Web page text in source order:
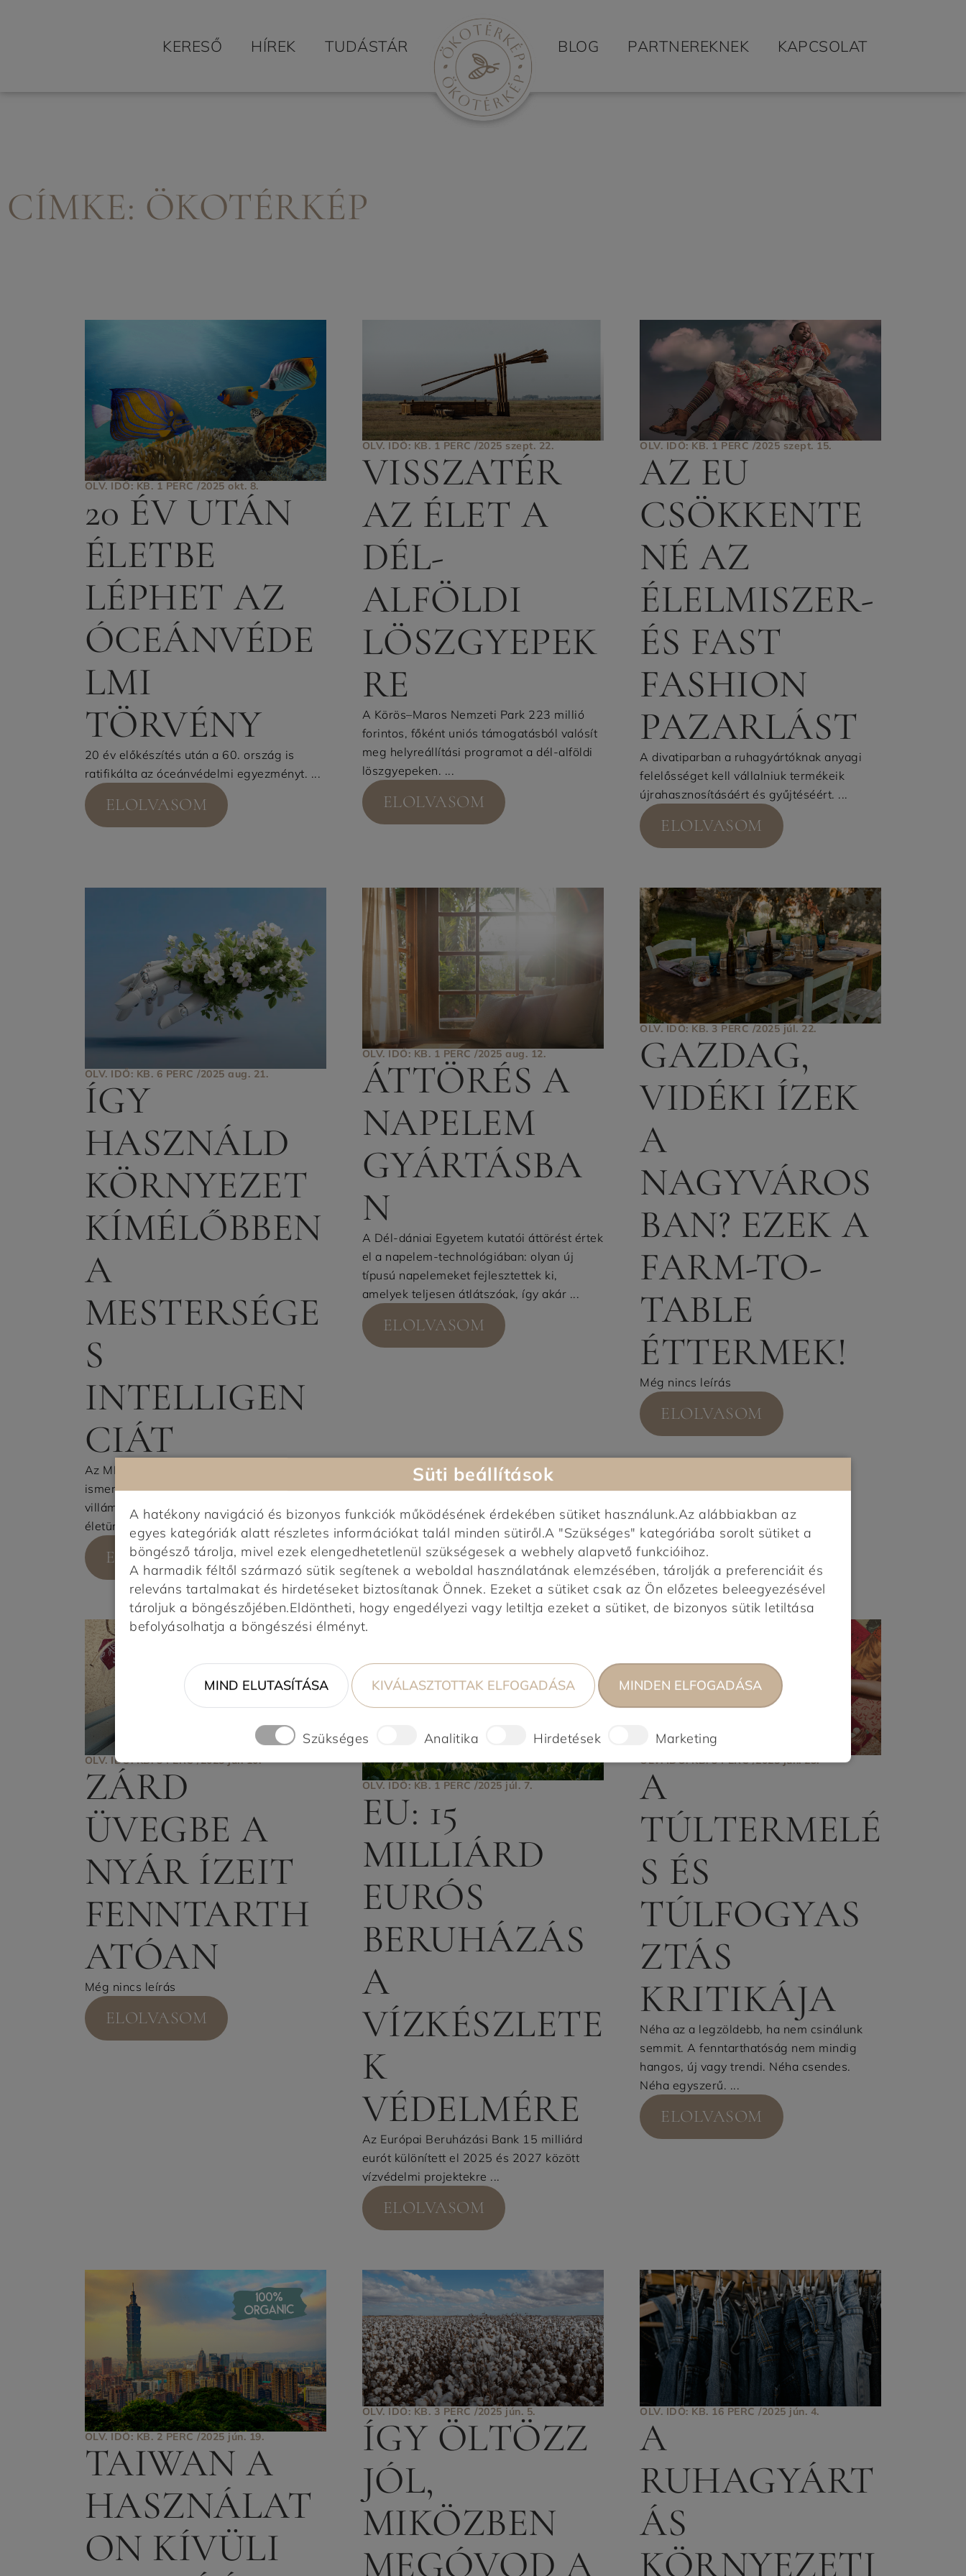
KERESŐ HÍREK TUDÁSTÁR BLOG PARTNEREKNEK KAPCSOLAT
CÍMKE: ÖKOTÉRKÉP
OLV. IDŐ: KB. 1 PERC /2025 okt. 8.
20 ÉV UTÁN
ÉLETBE
LÉPHET AZ
ÓCEÁNVÉDE
LMI
TÖRVÉNY
20 év előkészítés után a 60. ország is
ratifikálta az óceánvédelmi egyezményt. ...
ELOLVASOM
OLV. IDŐ: KB. 1 PERC /2025 szept. 22.
VISSZATÉR
AZ ÉLET A
DÉL-
ALFÖLDI
LÖSZGYEPEK
RE
A Körös–Maros Nemzeti Park 223 millió
forintos, főként uniós támogatásból valósít
meg helyreállítási programot a dél-alföldi
löszgyepeken. ...
ELOLVASOM
OLV. IDŐ: KB. 1 PERC /2025 szept. 15.
AZ EU
CSÖKKENTE
NÉ AZ
ÉLELMISZER-
ÉS FAST
FASHION
PAZARLÁST
A divatiparban a ruhagyártóknak anyagi
felelősséget kell vállalniuk termékeik
újrahasznosításáért és gyűjtéséért. ...
ELOLVASOM
OLV. IDŐ: KB. 6 PERC /2025 aug. 21.
ÍGY
HASZNÁLD
KÖRNYEZET
KÍMÉLŐBBEN
A
MESTERSÉGE
S
INTELLIGEN
CIÁT
Az MI hiába annyira új, hogy még csak
ismerkedünk vele, már most látszik, hogy
villámgyorsan beépült a mindennapi
életünkbe és ...
ELOLVASOM
OLV. IDŐ: KB. 1 PERC /2025 aug. 12.
ÁTTÖRÉS A
NAPELEM
GYÁRTÁSBA
N
A Dél-dániai Egyetem kutatói áttörést értek
el a napelem-technológiában: olyan új
típusú napelemeket fejlesztettek ki,
amelyek teljesen átlátszóak, így akár ...
ELOLVASOM
OLV. IDŐ: KB. 3 PERC /2025 júl. 22.
GAZDAG,
VIDÉKI ÍZEK
A
NAGYVÁROS
BAN? EZEK A
FARM-TO-
TABLE
ÉTTERMEK!
Még nincs leírás
ELOLVASOM
OLV. IDŐ: KB. 3 PERC /2025 júl. 10.
ZÁRD
ÜVEGBE A
NYÁR ÍZEIT
FENNTARTH
ATÓAN
Még nincs leírás
ELOLVASOM
OLV. IDŐ: KB. 1 PERC /2025 júl. 7.
EU: 15
MILLIÁRD
EURÓS
BERUHÁZÁS
A
VÍZKÉSZLETE
K
VÉDELMÉRE
Az Európai Beruházási Bank 15 milliárd
eurót különített el 2025 és 2027 között
vízvédelmi projektekre ...
ELOLVASOM
OLV. IDŐ: KB. 3 PERC /2025 jún. 23.
A
TÚLTERMELÉ
S ÉS
TÚLFOGYAS
ZTÁS
KRITIKÁJA
Néha az a legzöldebb, ha nem csinálunk
semmit. A fenntarthatóság nem mindig
hangos, új vagy trendi. Néha csendes.
Néha egyszerű. ...
ELOLVASOM
OLV. IDŐ: KB. 2 PERC /2025 jún. 19.
TAIWAN A
HASZNÁLAT
ON KÍVÜLI
OLV. IDŐ: KB. 3 PERC /2025 jún. 5.
ÍGY ÖLTÖZZ
JÓL,
MIKÖZBEN
MEGÓVOD A
OLV. IDŐ: KB. 16 PERC /2025 jún. 4.
A
RUHAGYÁRT
ÁS
KÖRNYEZETI
Süti beállítások
A hatékony navigáció és bizonyos funkciók működésének érdekében sütiket használunk.Az alábbiakban az
egyes kategóriák alatt részletes információkat talál minden sütiről.A "Szükséges" kategóriába sorolt sütiket a
böngésző tárolja, mivel ezek elengedhetetlenül szükségesek a webhely alapvető funkcióihoz.
A harmadik féltől származó sütik segítenek a weboldal használatának elemzésében, tárolják a preferenciáit és
releváns tartalmakat és hirdetéseket biztosítanak Önnek. Ezeket a sütiket csak az Ön előzetes beleegyezésével
tároljuk a böngészőjében.Eldöntheti, hogy engedélyezi vagy letiltja ezeket a sütiket, de bizonyos sütik letiltása
befolyásolhatja a böngészési élményt.
MIND ELUTASÍTÁSA KIVÁLASZTOTTAK ELFOGADÁSA MINDEN ELFOGADÁSA
Szükséges Analitika Hirdetések Marketing